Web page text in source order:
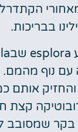
בבריכות.
עם נוף
אותם
שמסובב